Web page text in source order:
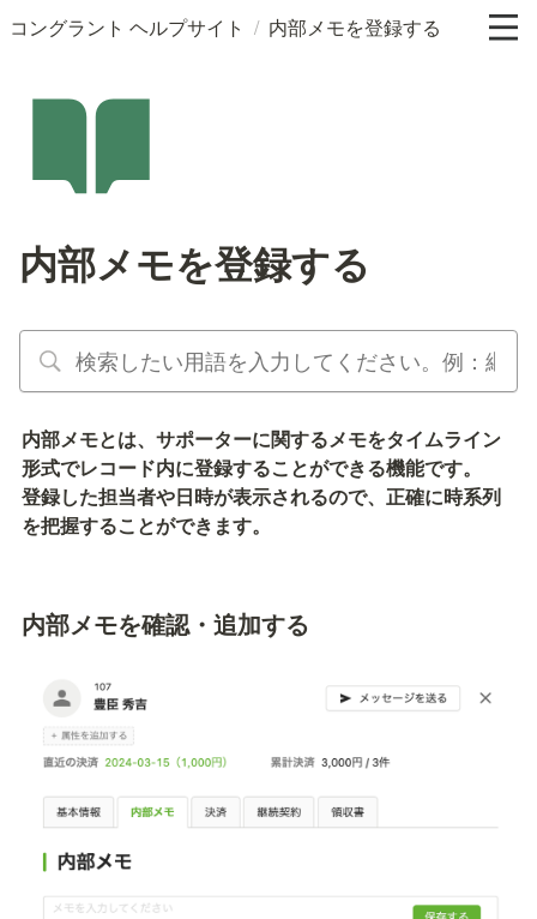
コングラント ヘルプサイト / 内部メモを登録する
内部メモを登録する
内部メモとは、サポーターに関するメモをタイムライン
形式でレコード内に登録することができる機能です。
登録した担当者や日時が表示されるので、正確に時系列
を把握することができます。
内部メモを確認・追加する